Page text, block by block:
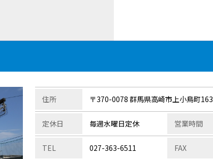
住所 〒370-0078 群馬県高崎市上小鳥町163
定休日 毎週水曜日定休 営業時間
TEL 027-363-6511 FAX